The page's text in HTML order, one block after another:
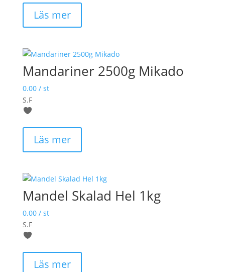
Läs mer
Mandariner 2500g Mikado
0.00/ st
S.F
Läs mer
Mandel Skalad Hel 1kg
0.00/ st
S.F
Läs mer